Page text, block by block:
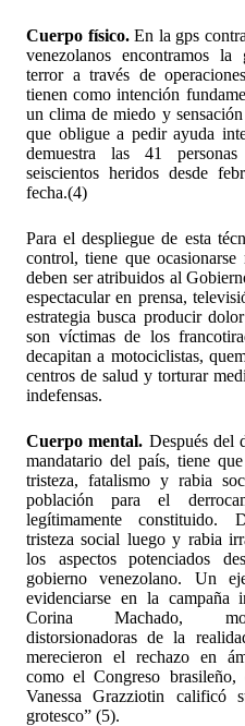
Cuerpo físico.En la gps
venezolanos encontramos la
terror a través de
tienen como intención
un clima de miedo y
que obligue a pedir ayuda
demuestra las 41
seiscientos heridos desde
fecha.(4)
Para el despliegue de esta
control, tiene que
deben ser atribuidos al
espectacular en prensa,
estrategia busca producir
son víctimas de los
decapitan a motociclistas,
centros de salud y torturar
indefensas.
Cuerpo mental. Después del
mandatario del país, tiene
tristeza, fatalismo y rabia
población para el
legítimamente constituido.
tristeza social luego y rabia
los aspectos potenciados
gobierno venezolano. Un
evidenciarse en la campaña
Corina Machado,
distorsionadoras de la
merecieron el rechazo en
como el Congreso brasileño,
Vanessa Grazziotin calificó
grotesco” (5).